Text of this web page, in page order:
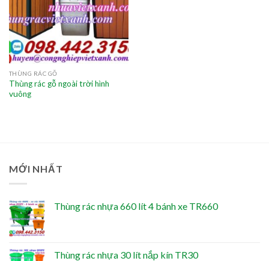
THÙNG RÁC GỖ
Thùng rác gỗ ngoài trời hình
vuông
MỚI NHẤT
Thùng rác nhựa 660 lít 4 bánh xe TR660
Thùng rác nhựa 30 lít nắp kín TR30